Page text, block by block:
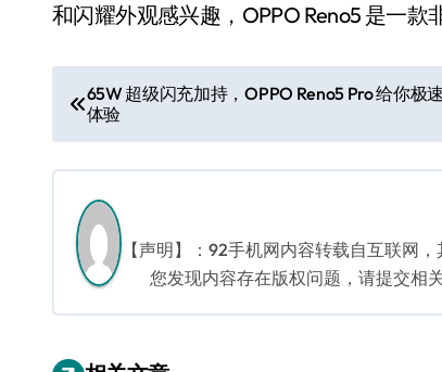
和闪耀外观感兴趣，OPPO Reno5 是一款
文
章
导
航
65W 超级闪充加持，OPPO Reno5 Pro 给你极
体验
【声明】：92手机网内容转载自互联网
您发现内容存在版权问题，请提交相